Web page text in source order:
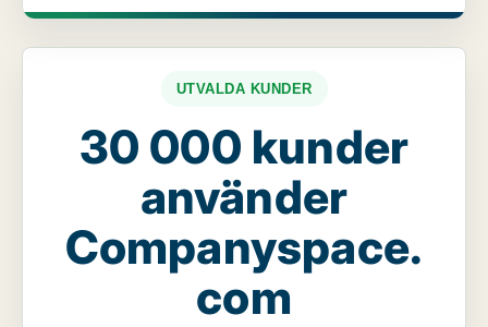
UTVALDA KUNDER
30 000 kunder
använder
Companyspace.
com